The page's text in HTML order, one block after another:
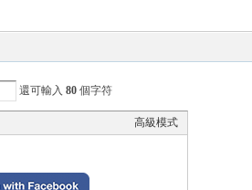
還可輸入 80 個字符
高級模式